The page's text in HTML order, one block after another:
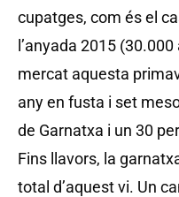
cupatges, com és el
l’anyada 2015
mercat aquesta
any en fusta i set
de Garnatxa i un 30
Fins llavors, la
total d’aquest vi. Un